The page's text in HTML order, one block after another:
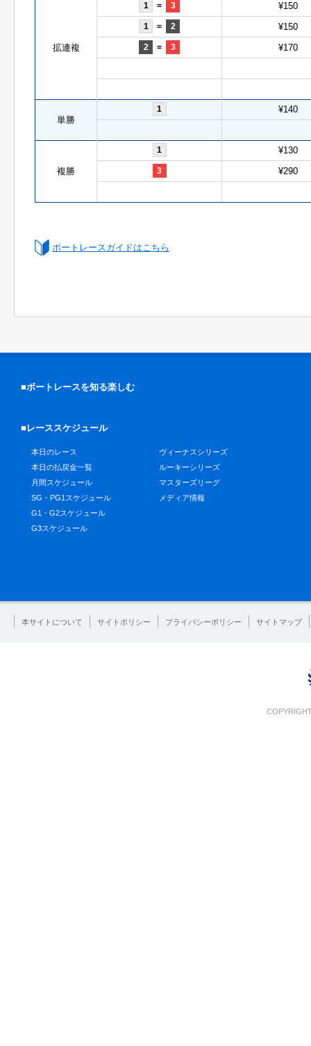
拡連複
1 = 3 ¥150
1 = 2 ¥150
2 = 3 ¥170
単勝
1 ¥140
複勝
1 ¥130
3 ¥290
ボートレースガイドはこちら
■ボートレースを知る楽しむ
■レーススケジュール
本日のレース
本日の払戻金一覧
月間スケジュール
SG・PG1スケジュール
G1・G2スケジュール
G3スケジュール
ヴィーナスシリーズ
ルーキーシリーズ
マスターズリーグ
メディア情報
本サイトについて サイトポリシー プライバシーポリシー サイトマップ